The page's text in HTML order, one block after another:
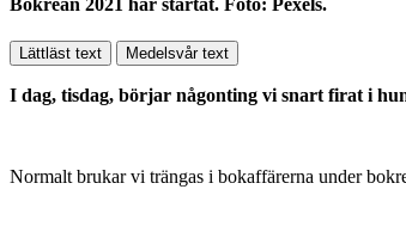
Lättläst text Medelsvår text
I dag, tisdag, börjar någonting vi snart firat i
Normalt brukar vi trängas i bokaffärerna under